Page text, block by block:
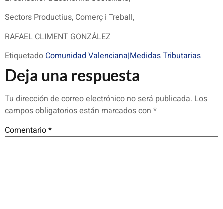
Sectors Productius, Comerç i Treball,
RAFAEL CLIMENT GONZÁLEZ
EtiquetadoComunidad Valenciana|Medidas Tributarias
Deja una respuesta
Tu dirección de correo electrónico no será publicada. Los
campos obligatorios están marcados con *
Comentario*